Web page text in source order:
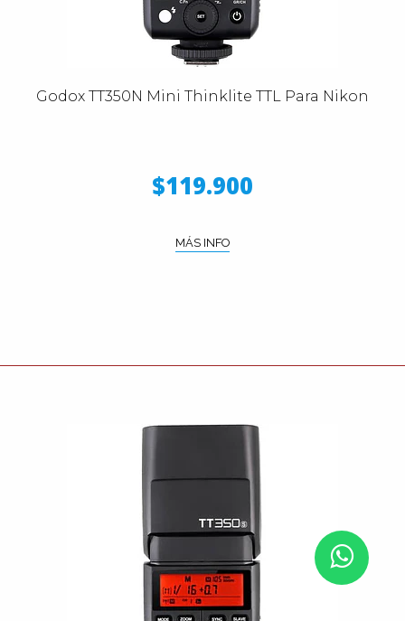
Godox TT350N Mini Thinklite TTL Para Nikon
$119.900
MÁS INFO